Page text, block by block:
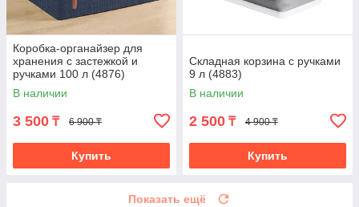
Коробка-органайзер для
хранения с застежкой и
ручками 100 л (4876)
В наличии
3 500 ₸ 6 900 ₸
Купить
Складная корзина с ручками
9 л (4883)
В наличии
2 500 ₸ 4 900 ₸
Купить
Показать ещё